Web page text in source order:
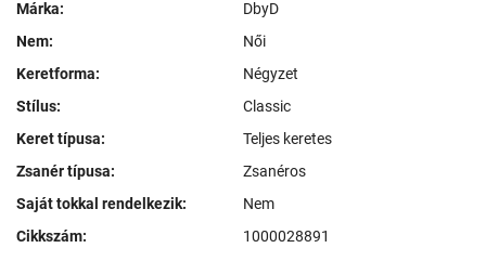
Márka:
DbyD
Nem:
Női
Keretforma:
Négyzet
Stílus:
Classic
Keret típusa:
Teljes keretes
Zsanér típusa:
Zsanéros
Saját tokkal rendelkezik:
Nem
Cikkszám:
1000028891